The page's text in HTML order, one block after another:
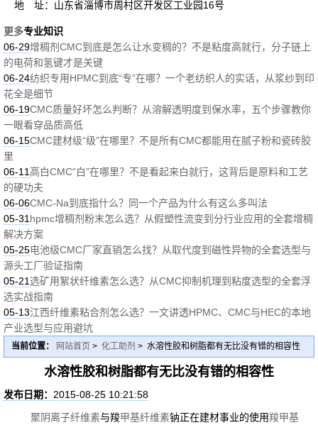
地 址：山东省淄博市周村区开发区工业园16号
更多专业知识
06-29增稠剂CMC到底是怎么让水变稠的？不是粘度高就行，分子链上
的电荷和氢键才是关键
06-24纺织专用HPMC到底“专”在哪？一个老纺织人的实话，从浆纱到印
花全是细节
06-19CMC质量好坏怎么判断？从溶解透明度到保水率，五个步骤教你
一眼看穿品质高低
06-15CMC建材级“级”在哪里？不是所有CMC都能用在腻子粉和瓷砖胶
里
06-11高白CMC“白”在哪里？不是看起来白就行，这背后是原料和工艺
的硬功夫
06-06CMC-Na到底指什么？同一个产品为什么有这么多叫法
05-31 hpmc增稠剂粉末怎么选？从假塑性流变到分行业应用的全套增稠
解决方案
05-25电池级CMC厂家直销怎么找？从取代度到磁性异物的全套选型与
源头工厂验证指南
05-21选矿用絮状纤维素怎么选？从CMC抑制机理到粘度选型的全套浮
选实战指南
05-13江西纤维素粘合剂怎么选？一文讲透HPMC、CMC与HEC的本地
产业选型与应用避坑
当前位置： 网站首页 > 化工助剂 > 水溶性胶和树脂都有无比没有错的相容性
水溶性胶和树脂都有无比没有错的相容性
发布日期： 2015-08-25 10:21:58
聚阴离子纤维素与羧甲基纤维素钠正在建材事业的使用羧甲基